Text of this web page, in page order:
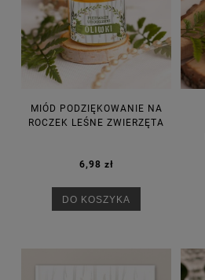
MIÓD PODZIĘKOWANIE NA
ROCZEK LEŚNE ZWIERZĘTA
6,98 zł
DO KOSZYKA